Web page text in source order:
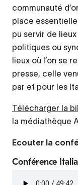
communauté
place
pu servir de
politiques ou
lieux où l’on se
presse, celle
par et pour les
Télécharger la
la médiathèque
Ecouter la
Conférence